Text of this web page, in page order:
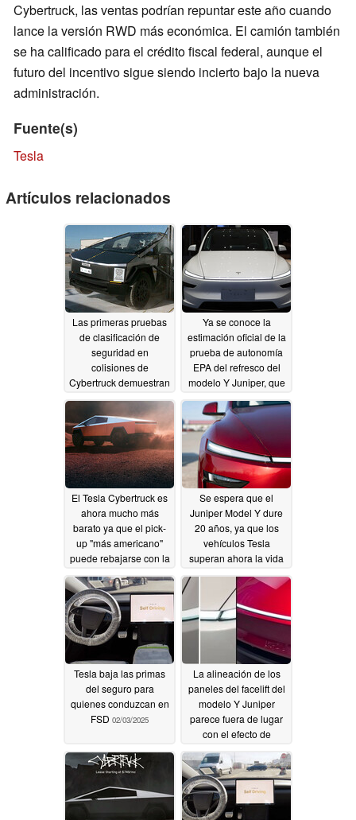
Cybertruck, las ventas podrían repuntar este año cuando
lance la versión RWD más económica. El camión también
se ha calificado para el crédito fiscal federal, aunque el
futuro del incentivo sigue siendo incierto bajo la nueva
administración.
Fuente(s)
Tesla
Artículos relacionados
Las primeras pruebas
de clasificación de
seguridad en
colisiones de
Cybertruck demuestran
cómo el paquete de
baterías permanece
indemne02/20/2025
Ya se conoce la
estimación oficial de la
prueba de autonomía
EPA del refresco del
modelo Y Juniper, que
funciona más con una
carga a pesar de
utilizar la misma
batería02/06/2025
El Tesla Cybertruck es
ahora mucho más
barato ya que el pick-
up "más americano"
puede rebajarse con la
desgravación fiscal del
Gobierno02/05/2025
Se espera que el
Juniper Model Y dure
20 años, ya que los
vehículos Tesla
superan ahora la vida
útil de los coches
diésel en un nuevo
estudio sobre la
longevidad de los VE
02/05/2025
Tesla baja las primas
del seguro para
quienes conduzcan en
FSD 02/03/2025
La alineación de los
paneles del facelift del
modelo Y Juniper
parece fuera de lugar
con el efecto de
paralaje de la barra de
luces seccionada
02/03/2025